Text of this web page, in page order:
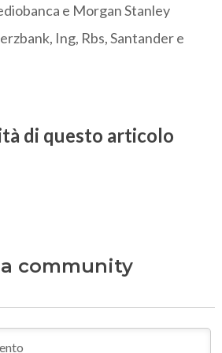
e Morgan Stanley
Ing, Rbs, Santander e
di questo articolo
community